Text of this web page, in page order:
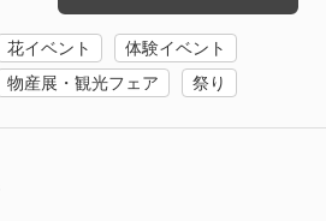
花イベント
体験イベント
物産展・観光フェア
祭り